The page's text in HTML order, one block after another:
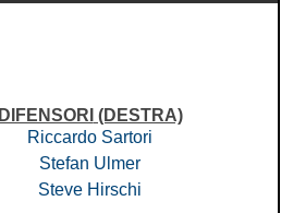
DIFENSORI (DESTRA)
Riccardo Sartori
Stefan Ulmer
Steve Hirschi